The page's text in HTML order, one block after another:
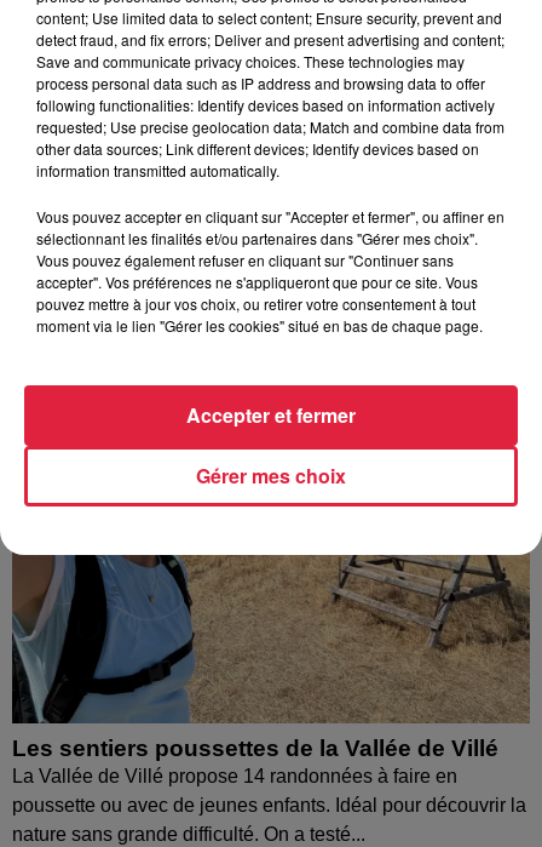
6 août 2026
Tags antisémites à Strasbourg :
Catherine Trautmann réagit
À découvrir également
Les sentiers poussettes de la Vallée de Villé
La Vallée de Villé propose 14 randonnées à faire en
poussette ou avec de jeunes enfants. Idéal pour découvrir la
nature sans grande difficulté. On a testé...
content; Use limited data to select content; Ensure security, prevent and
detect fraud, and fix errors; Deliver and present advertising and content;
Save and communicate privacy choices. These technologies may
process personal data such as IP address and browsing data to offer
following functionalities: Identify devices based on information actively
requested; Use precise geolocation data; Match and combine data from
other data sources; Link different devices; Identify devices based on
information transmitted automatically.
Vous pouvez accepter en cliquant sur "Accepter et fermer", ou affiner en
sélectionnant les finalités et/ou partenaires dans "Gérer mes choix".
Vous pouvez également refuser en cliquant sur "Continuer sans
accepter". Vos préférences ne s'appliqueront que pour ce site. Vous
pouvez mettre à jour vos choix, ou retirer votre consentement à tout
moment via le lien "Gérer les cookies" situé en bas de chaque page.
Gérer mes choix
Accepter et fermer